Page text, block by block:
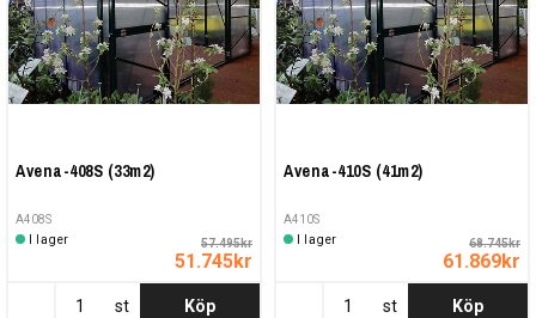
Avena-408S (33m2)
A408S
I lager
57.495kr
51.745kr
st Köp
Avena-410S (41m2)
A410S
I lager
68.745kr
61.869kr
st Köp